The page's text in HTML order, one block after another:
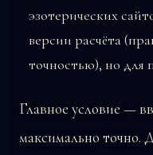
эзотерических
версии расчёта
точностью), но для
Главное условие —
максимально точно.